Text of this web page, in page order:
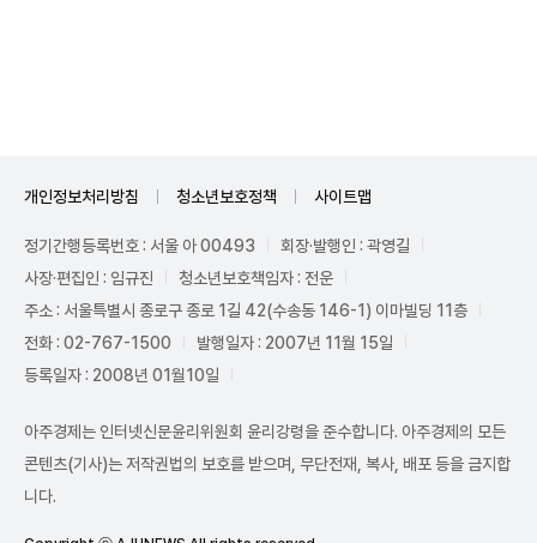
개인정보처리방침 청소년보호정책 사이트맵
정기간행등록번호 : 서울 아 00493
회장·발행인 : 곽영길
사장·편집인 : 임규진
청소년보호책임자 : 전운
주소 : 서울특별시 종로구 종로 1길 42(수송동 146-1) 이마빌딩 11층
전화 : 02-767-1500
발행일자 : 2007년 11월 15일
등록일자 : 2008년 01월10일
아주경제는 인터넷신문윤리위원회 윤리강령을 준수합니다. 아주경제의 모든
콘텐츠(기사)는 저작권법의 보호를 받으며, 무단전재, 복사, 배포 등을 금지합
니다.